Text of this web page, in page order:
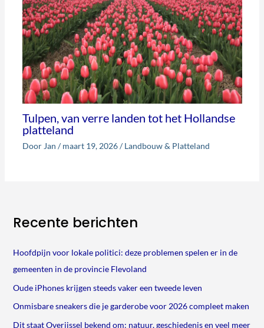
Tulpen, van verre landen tot het Hollandse
platteland
Door Jan /maart 19, 2026/Landbouw & Platteland
Recente berichten
Hoofdpijn voor lokale politici: deze problemen spelen er in de
gemeenten in de provincie Flevoland
Oude iPhones krijgen steeds vaker een tweede leven
Onmisbare sneakers die je garderobe voor 2026 compleet maken
Dit staat Overijssel bekend om: natuur, geschiedenis en veel meer